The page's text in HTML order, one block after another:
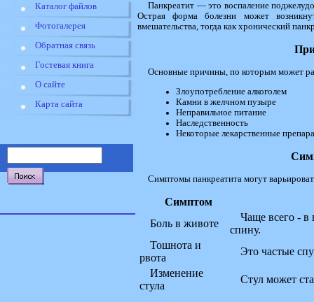
Каталог файлов
Фотогалерея
Обратная связь
Гостевая книга
О сайте
Карта сайта
Панкреатит — это воспаление
Острая форма болезни может
вмешательства, тогда как хронический
Основные причины, по которым может
Злоупотребление алкоголем
Камни в желчном пузыре
Неправильное питание
Наследственность
Некоторые лекарственные
Симптомы панкреатита могут
Симптом
Боль в животе
Чаще всего - в
спину.
Тошнота и
рвота
Это частые
Изменение
стула
Стул может